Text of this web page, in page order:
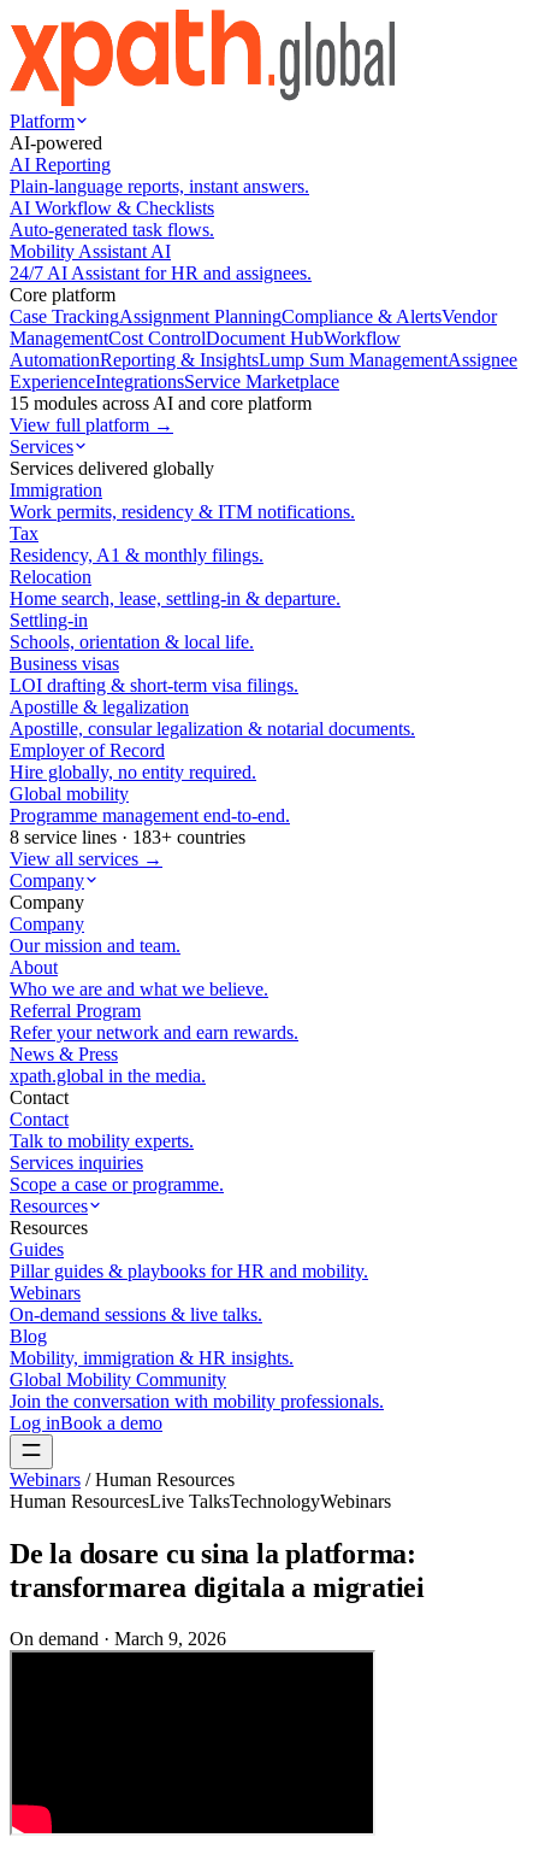
Platform
AI-powered
AI Reporting
Plain-language reports, instant answers.
AI Workflow & Checklists
Auto-generated task flows.
Mobility Assistant AI
24/7 AI Assistant for HR and assignees.
Core platform
Case TrackingAssignment PlanningCompliance & AlertsVendor
ManagementCost ControlDocument HubWorkflow
AutomationReporting & InsightsLump Sum ManagementAssignee
ExperienceIntegrationsService Marketplace
15 modules across AI and core platform
View full platform →
Services
Services delivered globally
Immigration
Work permits, residency & ITM notifications.
Tax
Residency, A1 & monthly filings.
Relocation
Home search, lease, settling-in & departure.
Settling-in
Schools, orientation & local life.
Business visas
LOI drafting & short-term visa filings.
Apostille & legalization
Apostille, consular legalization & notarial documents.
Employer of Record
Hire globally, no entity required.
Global mobility
Programme management end-to-end.
8 service lines · 183+ countries
View all services →
Company
Company
Company
Our mission and team.
About
Who we are and what we believe.
Referral Program
Refer your network and earn rewards.
News & Press
xpath.global in the media.
Contact
Contact
Talk to mobility experts.
Services inquiries
Scope a case or programme.
Resources
Resources
Guides
Pillar guides & playbooks for HR and mobility.
Webinars
On-demand sessions & live talks.
Blog
Mobility, immigration & HR insights.
Global Mobility Community
Join the conversation with mobility professionals.
Log inBook a demo
Webinars /Human Resources
Human ResourcesLive TalksTechnologyWebinars
De la dosare cu sina la platforma:
transformarea digitala a migratiei
On demand · March 9, 2026